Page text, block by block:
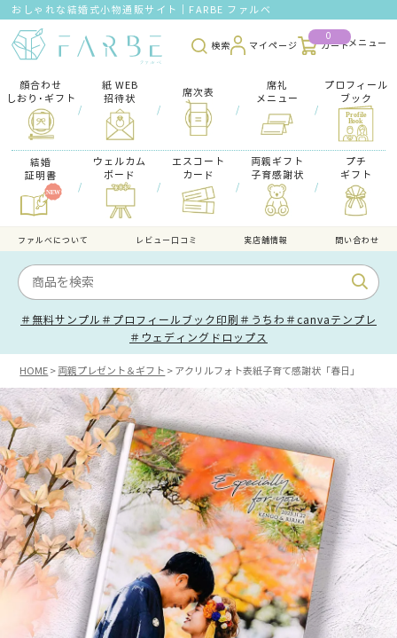
おしゃれな結婚式小物通販サイト｜FARBE ファルベ
検索 マイページ
0
カート
顔合わせ
しおり･ギフト
/
紙 WEB
招待状
/
席次表
/
席礼
メニュー
/
プロフィール
ブック
結婚
証明書
/
ウェルカム
ボード
/
エスコート
カード
/
両親ギフト
子育感謝状
/
プチ
ギフト
ファルべについて レビュー口コミ 実店舗情報 問い合わせ
＃無料サンプル ＃プロフィールブック印刷 ＃うちわ ＃canvaテンプレ
＃ウェディングドロップス
HOME 両親プレゼント＆ギフト アクリルフォト表紙子育て感謝状「春日」